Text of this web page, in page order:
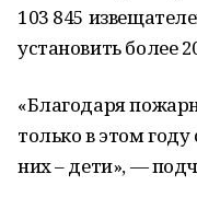
103 845
установить более
«Благодаря
только в этом году
них – дети», —